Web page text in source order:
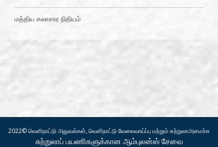
மத்திய கலாசார நிதியம்
2022© வெளிநாட்டு அலுவல்கள், வெளிநாட்டு வேலைவாய்ப்பு மற்றும் சுற்றுலாஅமைச்சு
சுற்றுலாப் பயணிகளுக்கான ஆம்புலன்ஸ் சேவை